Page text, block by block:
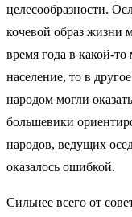
целесообразности.
кочевой образ жизни
время года в какой-то
население, то в
народом могли
большевики
народов, ведущих
оказалось ошибкой.
Сильнее всего от